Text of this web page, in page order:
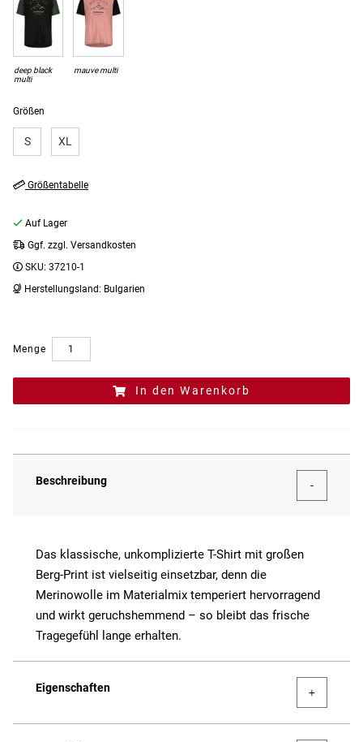
Größen
S XL
deep black
multi
mauve multi
Größentabelle
Auf Lager
Ggf. zzgl. Versandkosten
SKU: 37210-1
Herstellungsland: Bulgarien
Menge
In den Warenkorb
Beschreibung
Das klassische, unkomplizierte T-Shirt mit großen
Berg-Print ist vielseitig einsetzbar, denn die
Merinowolle im Materialmix temperiert hervorragend
und wirkt geruchshemmend – so bleibt das frische
Tragegefühl lange erhalten.
Eigenschaften